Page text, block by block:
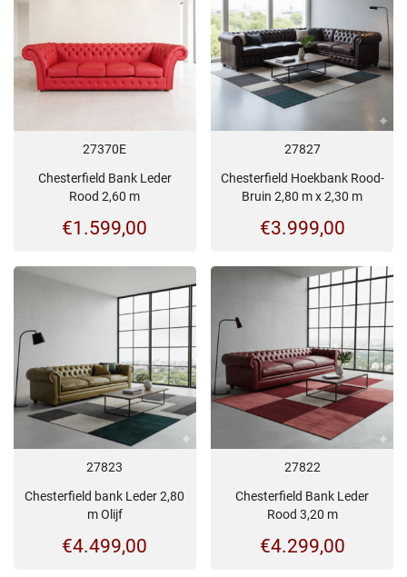
27370E
Chesterfield Bank Leder
Rood 2,60 m
€1.599,00
27827
Chesterfield Hoekbank Rood-
Bruin 2,80 m x 2,30 m
€3.999,00
27823
Chesterfield bank Leder 2,80
m Olijf
€4.499,00
27822
Chesterfield Bank Leder
Rood 3,20 m
€4.299,00